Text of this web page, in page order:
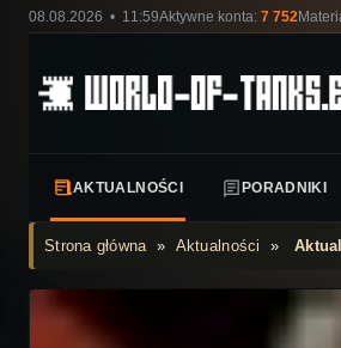
08.08.2026 • 11:59Aktywne konta: 7 752
AKTUALNOŚCI PORADNIKI
Strona główna» Aktualności »